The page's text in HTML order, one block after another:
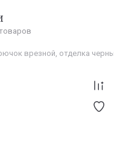
врезной, отделка